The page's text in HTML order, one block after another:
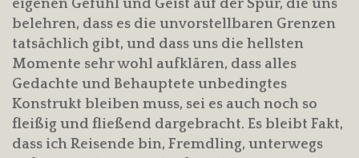
eigenen Gefühl und Geist auf der Spur, die uns
belehren, dass es die unvorstellbaren Grenzen
tatsächlich gibt, und dass uns die hellsten
Momente sehr wohl aufklären, dass alles
Gedachte und Behauptete unbedingtes
Konstrukt bleiben muss, sei es auch noch so
fleißig und fließend dargebracht. Es bleibt Fakt,
dass ich Reisende bin, Fremdling, unterwegs